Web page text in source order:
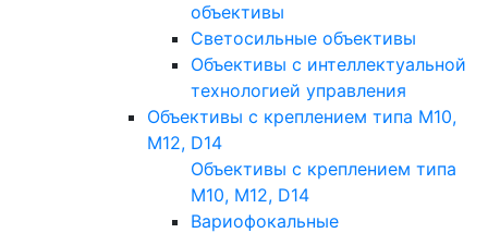
объективы
Светосильные объективы
Объективы с интеллектуальной
технологией управления
Объективы с креплением типа M10,
M12, D14
Объективы с креплением типа
M10, M12, D14
Вариофокальные